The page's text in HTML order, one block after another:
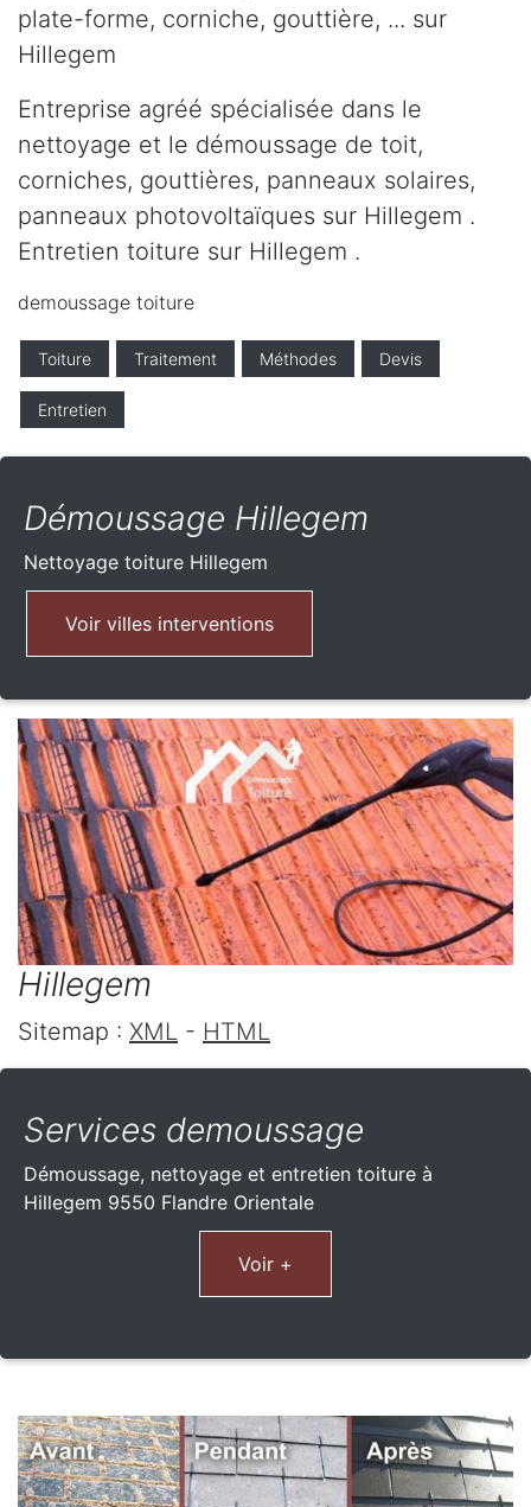
plate-forme, corniche, gouttière, ... sur
Hillegem
Entreprise agréé spécialisée dans le
nettoyage et le démoussage de toit,
corniches, gouttières, panneaux solaires,
panneaux photovoltaïques sur Hillegem .
Entretien toiture sur Hillegem .
demoussage toiture
Toiture Traitement Méthodes Devis
Entretien
Démoussage Hillegem
Nettoyage toiture Hillegem
Voir villes interventions
Hillegem
Sitemap : XML - HTML
Services demoussage
Démoussage, nettoyage et entretien toiture à
Hillegem 9550 Flandre Orientale
Voir +